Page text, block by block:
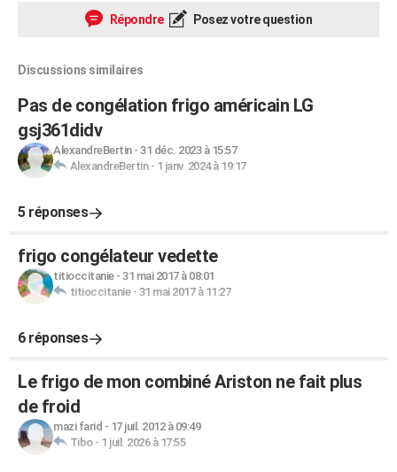
Répondre Posez votre question
Discussions similaires
Pas de congélation frigo américain LG
gsj361didv
AlexandreBertin- 31 déc. 2023 à 15:57
AlexandreBertin- 1 janv. 2024 à 19:17
5 réponses
frigo congélateur vedette
titioccitanie- 31 mai 2017 à 08:01
titioccitanie- 31 mai 2017 à 11:27
6 réponses
Le frigo de mon combiné Ariston ne fait plus
de froid
mazi farid - 17 juil. 2012 à 09:49
Tibo- 1 juil. 2026 à 17:55